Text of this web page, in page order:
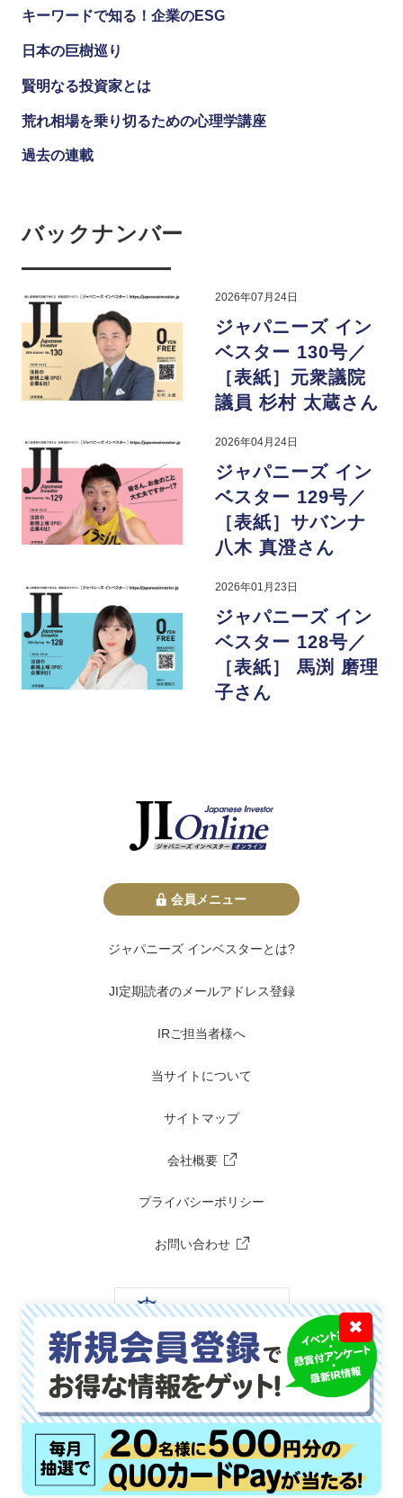
キーワードで知る！企業のESG
日本の巨樹巡り
賢明なる投資家とは
荒れ相場を乗り切るための心理学講座
過去の連載
バックナンバー
2026年07月24日
ジャパニーズ イン
ベスター 130号／
［表紙］元衆議院
議員 杉村 太蔵さん
2026年04月24日
ジャパニーズ イン
ベスター 129号／
［表紙］サバンナ
八木 真澄さん
2026年01月23日
ジャパニーズ イン
ベスター 128号／
［表紙］ 馬渕 磨理
子さん
会員メニュー
ジャパニーズ インベスターとは?
JI定期読者のメールアドレス登録
IRご担当者様へ
当サイトについて
サイトマップ
会社概要
プライバシーポリシー
お問い合わせ
Copyright(C) TAKARA PRINTING CO.,LTD. All Rights Reserved.
✖